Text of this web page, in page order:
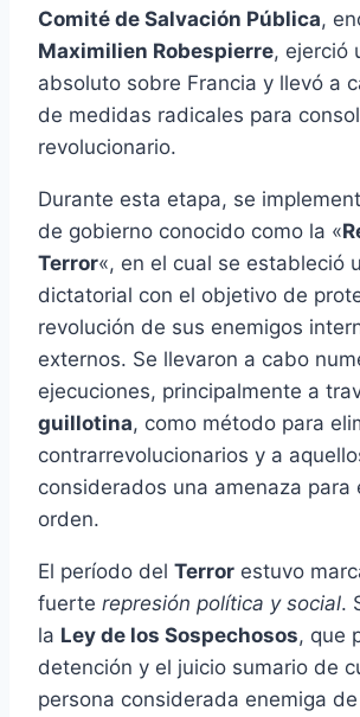
Comité de Salvación Pública,
Maximilien Robespierre, ejerció
absoluto sobre Francia y llevó a
de medidas radicales para
revolucionario.
Durante esta etapa, se
de gobierno conocido como la «
Terror«, en el cual se estableció
dictatorial con el objetivo de
revolución de sus enemigos
externos. Se llevaron a cabo
ejecuciones, principalmente a
guillotina, como método para
contrarrevolucionarios y a
considerados una amenaza para
orden.
El período del Terror estuvo
fuerte represión política y social.
la Ley de los Sospechosos, que
detención y el juicio sumario de
persona considerada enemiga